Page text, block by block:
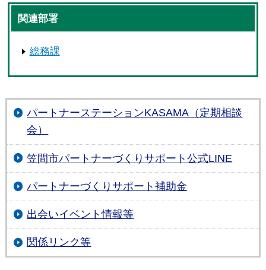
関連部署
総務課
パートナーステーションKASAMA（定期相談
会）
笠間市パートナーづくりサポート公式LINE
パートナーづくりサポート補助金
出会いイベント情報等
関係リンク等